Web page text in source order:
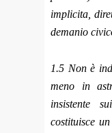
implicita,
demanio
1.5 Non è
meno in
insistente
costituisce